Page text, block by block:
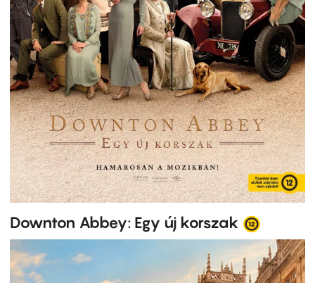
Downton Abbey: Egy új korszak